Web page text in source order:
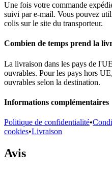
Une fois votre commande
suivi par e-mail. Vous pouvez
colis sur le site du transporteur.
Combien de temps prend la
La livraison dans les pays de
ouvrables. Pour les pays hors
ouvrables selon la destination.
Informations complémentaires
Politique de confidentialité•
cookies•Livraison
Avis